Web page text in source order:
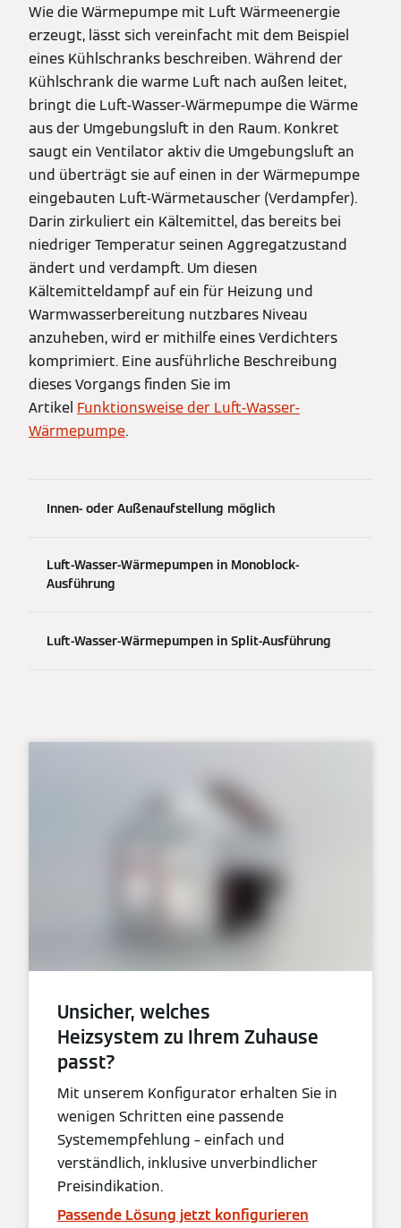
Wie die Wärmepumpe mit Luft Wärmeenergie
erzeugt, lässt sich vereinfacht mit dem Beispiel
eines Kühlschranks beschreiben. Während der
Kühlschrank die warme Luft nach außen leitet,
bringt die Luft-Wasser-Wärmepumpe die Wärme
aus der Umgebungsluft in den Raum. Konkret
saugt ein Ventilator aktiv die Umgebungsluft an
und überträgt sie auf einen in der Wärmepumpe
eingebauten Luft-Wärmetauscher (Verdampfer).
Darin zirkuliert ein Kältemittel, das bereits bei
niedriger Temperatur seinen Aggregatzustand
ändert und verdampft. Um diesen
Kältemitteldampf auf ein für Heizung und
Warmwasserbereitung nutzbares Niveau
anzuheben, wird er mithilfe eines Verdichters
komprimiert. Eine ausführliche Beschreibung
dieses Vorgangs finden Sie im
Artikel Funktionsweise der Luft-Wasser-
Wärmepumpe.
Innen- oder Außenaufstellung möglich
Luft-Wasser-Wärmepumpen in Monoblock-
Ausführung
Luft-Wasser-Wärmepumpen in Split-Ausführung
Unsicher, welches
Heizsystem zu Ihrem Zuhause
passt?
Mit unserem Konfigurator erhalten Sie in
wenigen Schritten eine passende
Systemempfehlung – einfach und
verständlich, inklusive unverbindlicher
Preisindikation.
Passende Lösung jetzt konfigurieren